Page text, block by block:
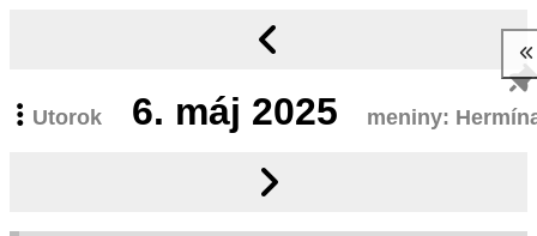
Utorok 6. máj 2025 meniny: